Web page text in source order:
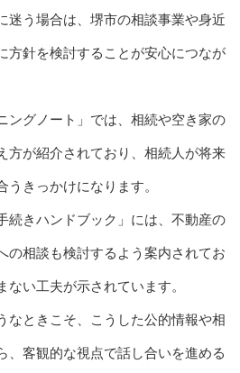
迷う場合は、堺市の相談事業や身近
方針を検討することが安心につなが
ングノート」では、相続や空き家の
方が紹介されており、相続人が将来
きっかけになります。
続きハンドブック」には、不動産の
の相談も検討するよう案内されてお
ない工夫が示されています。
なときこそ、こうした公的情報や相
、客観的な視点で話し合いを進める